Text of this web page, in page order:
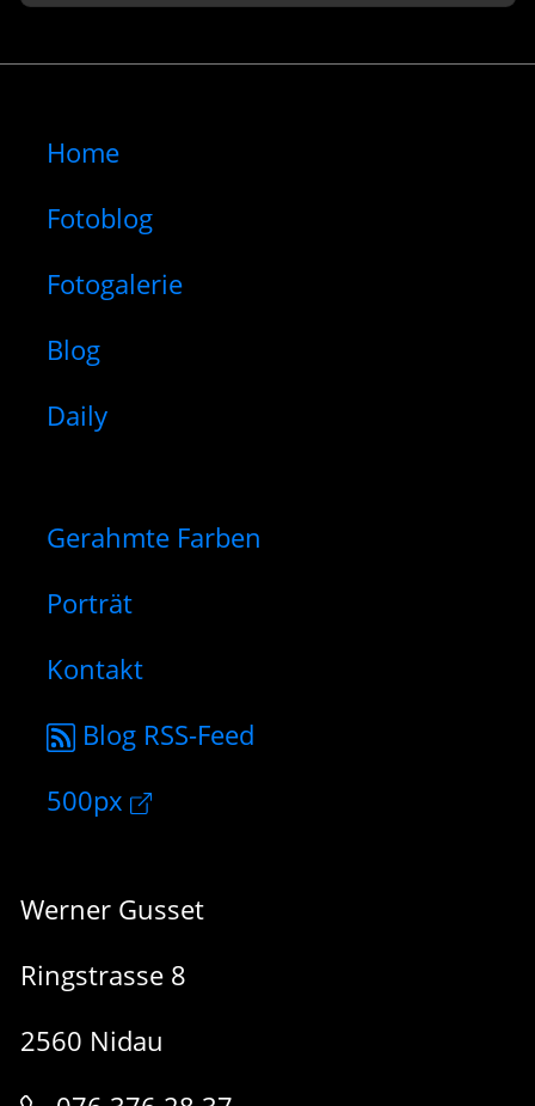
Home
Fotoblog
Fotogalerie
Blog
Daily
Gerahmte Farben
Porträt
Kontakt
Blog RSS-Feed
500px
Werner Gusset
Ringstrasse 8
2560 Nidau